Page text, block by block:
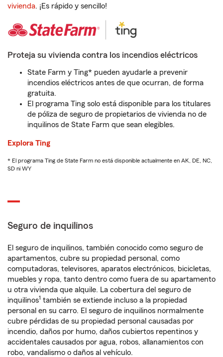
vivienda. ¡Es rápido y sencillo!
Proteja su vivienda contra los incendios eléctricos
State Farm y Ting* pueden ayudarle a prevenir
incendios eléctricos antes de que ocurran, de forma
gratuita.
El programa Ting solo está disponible para los titulares
de póliza de seguro de propietarios de vivienda no de
inquilinos de State Farm que sean elegibles.
Explora Ting
* El programa Ting de State Farm no está disponible actualmente en AK, DE, NC,
SD ni WY
Seguro de inquilinos
El seguro de inquilinos, también conocido como seguro de
apartamentos, cubre su propiedad personal, como
computadoras, televisores, aparatos electrónicos, bicicletas,
muebles y ropa, tanto dentro como fuera de su apartamento
u otra vivienda que alquile. La cobertura del seguro de
inquilinos1 también se extiende incluso a la propiedad
personal en su carro. El seguro de inquilinos normalmente
cubre pérdidas de su propiedad personal causadas por
incendio, daños por humo, daños cubiertos repentinos y
accidentales causados por agua, robos, allanamientos con
robo, vandalismo o daños al vehículo.